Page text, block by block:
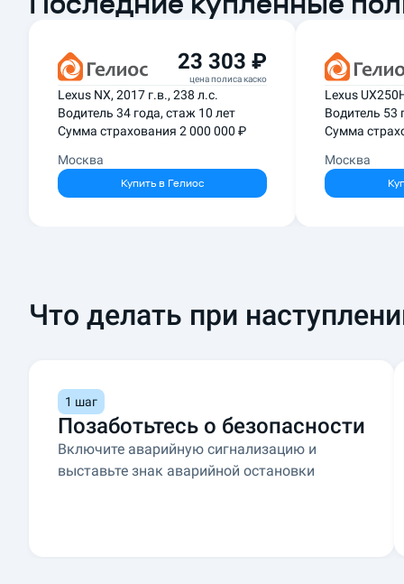
с
р
а
х
о
в
ы
х
к
н
.
О
ф
23 303 ₽
цена полиса каско
Lexus NX, 2017 г.в., 238 л.с.
Водитель 34 года, стаж 10 лет
Сумма страхования 2 000 000 ₽
Москва
Купить в Гелиос
Lexus
Водитель 53
Сумма
Москва
Что делать при
1 шаг
Позаботьтесь о безопасности
Включите аварийную сигнализацию и
выставьте знак аварийной остановки